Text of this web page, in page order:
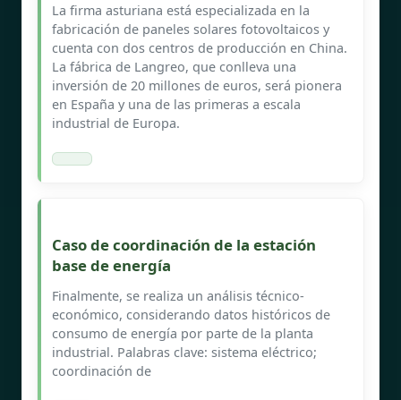
La firma asturiana está especializada en la
fabricación de paneles solares fotovoltaicos y
cuenta con dos centros de producción en China.
La fábrica de Langreo, que conlleva una
inversión de 20 millones de euros, será pionera
en España y una de las primeras a escala
industrial de Europa.
Caso de coordinación de la estación
base de energía
Finalmente, se realiza un análisis técnico-
económico, considerando datos históricos de
consumo de energía por parte de la planta
industrial. Palabras clave: sistema eléctrico;
coordinación de